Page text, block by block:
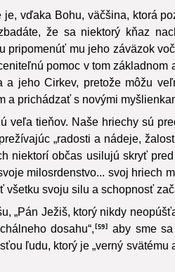
vďaka Bohu, väčšina, ktorá
že sa niektorý kňaz
pripomenúť mu jeho záväzok
pomoc v tom
jeho Cirkev, pretože môžu
a prichádzať s novými
veľa tieňov. Naše hriechy sú
„radosti a nádeje,
občas usilujú skryť
milosrdenstvo... svoj hriech
svoju silu a schopnosť
„Pán Ježiš, ktorý nikdy
dosahu“,
aby sme
ľudu, ktorý je „verný